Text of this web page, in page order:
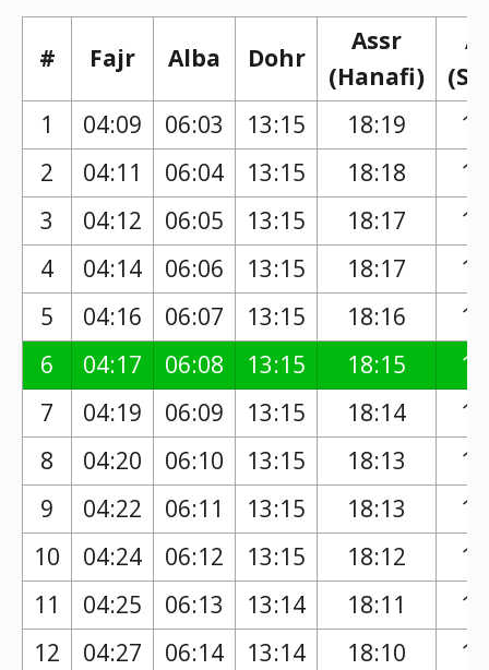
# Fajr Alba Dohr
Assr
(Hanafi)
1
04:09 06:03 13:15 18:19
2
04:11 06:04 13:15 18:18
3
04:12 06:05 13:15 18:17
4
04:14 06:06 13:15 18:17
5
04:16 06:07 13:15 18:16
6
04:17 06:08 13:15 18:15
7
04:19 06:09 13:15 18:14
8
04:20 06:10 13:15 18:13
9
04:22 06:11 13:15 18:13
10
04:24 06:12 13:15 18:12
11
04:25 06:13 13:14 18:11
12
04:27 06:14 13:14 18:10